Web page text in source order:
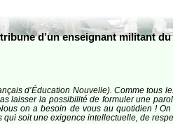
d’un enseignant militant
d’Éducation Nouvelle). Comme tous
laisser la possibilité de formuler une
on a besoin de vous au quotidien !
soit une exigence intellectuelle, de